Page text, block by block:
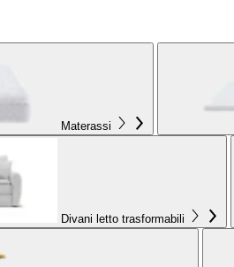
Materassi
Divani letto trasformabili